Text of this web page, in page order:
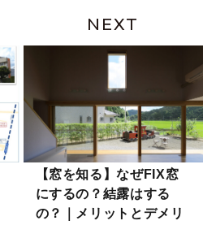
NEXT
【窓を知る】なぜFIX窓
にするの？結露はする
の？｜メリットとデメリ